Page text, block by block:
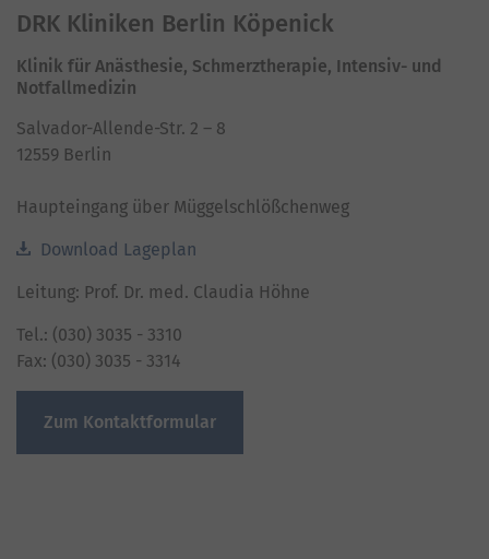
Platform
DRK Kliniken Berlin Köpenick
Klinik für Anästhesie, Schmerztherapie, Intensiv- und
Notfallmedizin
Salvador-Allende-Str. 2 – 8
12559 Berlin
Haupteingang über Müggelschlößchenweg
Download Lageplan
Leitung: Prof. Dr. med. Claudia Höhne
Tel.: (030) 3035 - 3310
Fax: (030) 3035 - 3314
Zum Kontaktformular